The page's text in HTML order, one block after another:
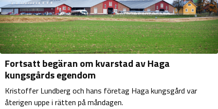
Fortsatt begäran om kvarstad av Haga
kungsgårds egendom
Kristoffer Lundberg och hans företag Haga kungsgård var
återigen uppe i rätten på måndagen.